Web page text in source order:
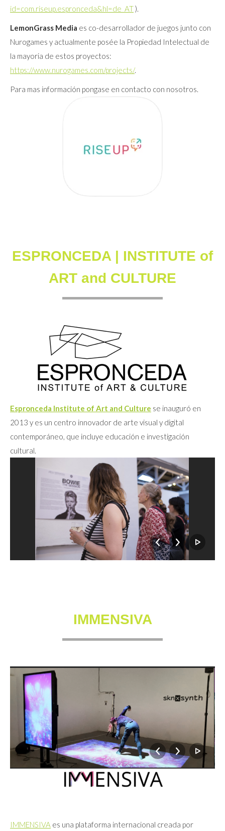
id=com.riseup.espronceda&hl=de_AT).
LemonGrass Media es co-desarrollador de juegos junto con
Nurogames y actualmente posée la Propiedad Intelectual de
la mayoria de estos proyectos:
https://www.nurogames.com/projects/.
Para mas información pongase en contacto con nosotros.
ESPRONCEDA | INSTITUTE of
ART and CULTURE
Espronceda Institute of Art and Culture se inauguró en
2013 y es un centro innovador de arte visual y digital
contemporáneo, que incluye educación e investigación
cultural.
IMMENSIVA
IMMENSIVA es una plataforma internacional creada por